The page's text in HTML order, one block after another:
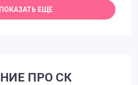
ПРО СК